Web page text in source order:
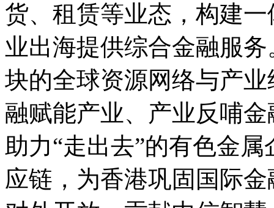
货、租赁等业态，构建
业出海提供综合金融服
块的全球资源网络与产
融赋能产业、产业反哺
助力“走出去”的有色金
应链，为香港巩固国际